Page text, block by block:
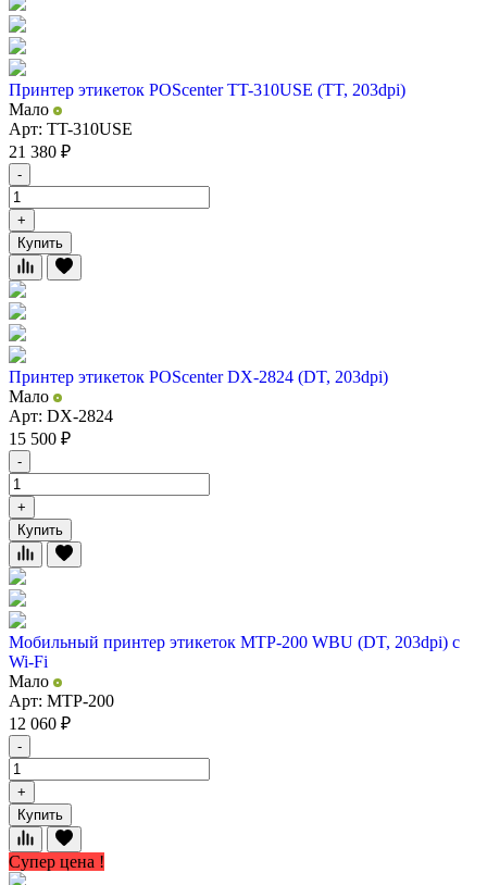
Принтер этикеток POScenter TT-310USE (TT, 203dpi)
Мало
Арт: TT-310USE
21 380 ₽
-
+
Купить
Принтер этикеток POScenter DX-2824 (DT, 203dpi)
Мало
Арт: DX-2824
15 500 ₽
-
+
Купить
Мобильный принтер этикеток MTP-200 WBU (DT, 203dpi) с
Wi-Fi
Мало
Арт: MTP-200
12 060 ₽
-
+
Купить
Супер цена !